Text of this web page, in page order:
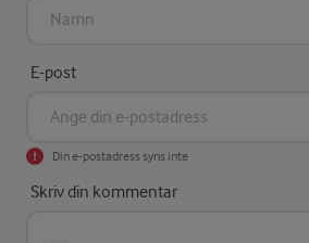
E-post
Din e-postadress syns inte
Skriv din kommentar